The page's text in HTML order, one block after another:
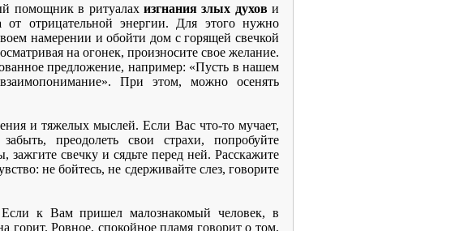
помощник в ритуалах изгнания злых духови
от отрицательной энергии. Для этого нужно
намерении и обойти дом с горящей свечкой
на огонек, произносите свое желание.
предложение, например: «Пусть в нашем
При этом, можно осенять
и тяжелых мыслей. Если Вас что-то мучает,
преодолеть свои страхи, попробуйте
зажгите свечку и сядьте перед ней. Расскажите
не бойтесь, не сдерживайте слез, говорите
Если к Вам пришел малознакомый человек, в
горит. Ровное, спокойное пламя говорит о том,